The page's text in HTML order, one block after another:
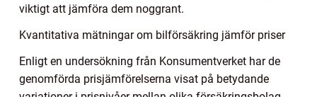
viktigt att jämföra dem noggrant.
Kvantitativa mätningar om bilförsäkring jämför priser
Enligt en undersökning från Konsumentverket har de
genomförda prisjämförelserna visat på betydande